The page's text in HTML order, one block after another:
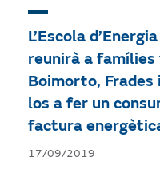
L’Escola
reunirà a
Boimorto, Frades
los a fer un
factura
17/09/2019